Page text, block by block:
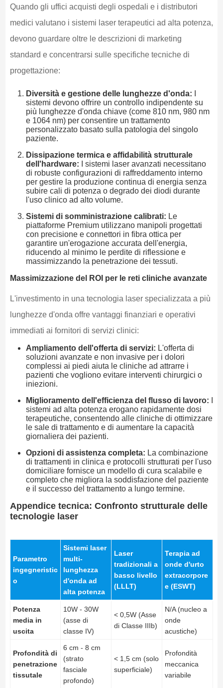
Quando gli uffici acquisti degli ospedali e i distributori
medici valutano i sistemi laser terapeutici ad alta potenza,
devono guardare oltre le descrizioni di marketing
standard e concentrarsi sulle specifiche tecniche di
progettazione:
Diversità e gestione delle lunghezze d'onda:
sistemi devono offrire un controllo indipendente su
più lunghezze d'onda chiave (come 810 nm, 980 nm
e 1064 nm) per consentire un trattamento
personalizzato basato sulla patologia del singolo
paziente.
Dissipazione termica e affidabilità strutturale
dell'hardware: I sistemi laser avanzati necessitano
di robuste configurazioni di raffreddamento interno
per gestire la produzione continua di energia senza
subire cali di potenza o degrado dei diodi durante
l'uso clinico ad alto volume.
Sistemi di somministrazione calibrati: Le
piattaforme Premium utilizzano manipoli progettati
con precisione e connettori in fibra ottica per
garantire un'erogazione accurata dell'energia,
riducendo al minimo le perdite di riflessione e
massimizzando la penetrazione dei tessuti.
Massimizzazione del ROI per le reti cliniche avanzate
L'investimento in una tecnologia laser specializzata a più
lunghezze d'onda offre vantaggi finanziari e operativi
immediati ai fornitori di servizi clinici:
Ampliamento dell'offerta di servizi: L'offerta di
soluzioni avanzate e non invasive per i dolori
complessi ai piedi aiuta le cliniche ad attrarre i
pazienti che vogliono evitare interventi chirurgici o
iniezioni.
Miglioramento dell'efficienza del flusso di lavoro:
sistemi ad alta potenza erogano rapidamente dosi
terapeutiche, consentendo alle cliniche di ottimizzare
le sale di trattamento e di aumentare la capacità
giornaliera dei pazienti.
Opzioni di assistenza completa: La combinazione
di trattamenti in clinica e protocolli strutturati per l'uso
domiciliare fornisce un modello di cura scalabile e
completo che migliora la soddisfazione del paziente
e il successo del trattamento a lungo termine.
Appendice tecnica: Confronto strutturale delle
tecnologie laser
Parametro
ingegneristic
o
Sistemi laser
multi-
lunghezza
d'onda ad
alta potenza
Laser
tradizionali a
basso livello
(LLLT)
Terapia ad
onde d'urto
extracorpore
e (ESWT)
Potenza
media in
uscita
10W - 30W
(asse di
classe IV)
< 0,5W (Asse
di Classe IIIb)
N/A (nucleo a
onde
acustiche)
Profondità di
penetrazione
tissutale
6 cm - 8 cm
(strato
fasciale
profondo)
< 1,5 cm (solo
superficiale)
Profondità
meccanica
variabile